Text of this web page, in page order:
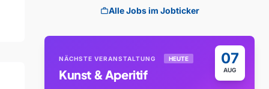
workAlle Jobs im Jobticker
07
AUG
NÄCHSTE VERANSTALTUNG HEUTE
Kunst & Aperitif